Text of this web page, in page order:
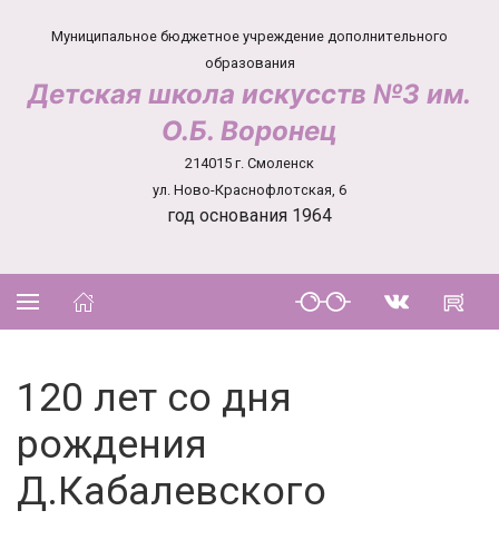
Муниципальное бюджетное учреждение дополнительного
образования
Детская школа искусств №3 им.
О.Б. Воронец
214015 г. Смоленск
ул. Ново-Краснофлотская, 6
год основания 1964
120 лет со дня
рождения
Д.Кабалевского